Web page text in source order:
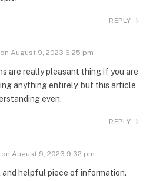
REPLY
on August 9, 2023 6:25 pm
are really pleasant thing if you are
anything entirely, but this article
even.
REPLY
on August 9, 2023 9:32 pm
and helpful piece of information.